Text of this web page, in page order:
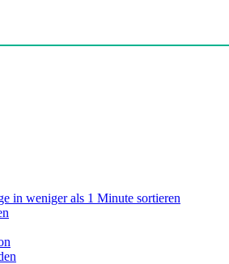
in weniger als 1 Minute sortieren